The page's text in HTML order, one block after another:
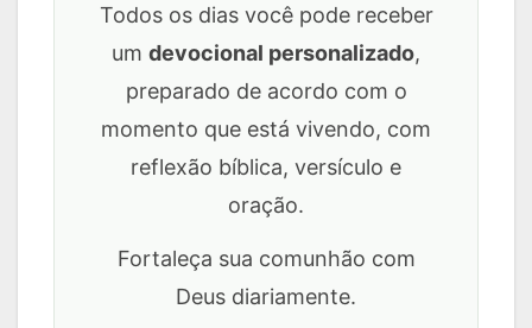
Todos os dias você pode receber
um devocional personalizado,
preparado de acordo com o
momento que está vivendo, com
reflexão bíblica, versículo e
oração.
Fortaleça sua comunhão com
Deus diariamente.